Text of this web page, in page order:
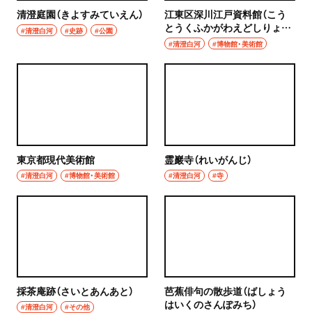
清澄庭園（きよすみていえん）
#清澄白河 #史跡 #公園
江東区深川江戸資料館（こう
とうくふかがわえどしりょう
かん）
#清澄白河 #博物館・美術館
東京都現代美術館
#清澄白河 #博物館・美術館
霊巖寺（れいがんじ）
#清澄白河 #寺
採茶庵跡（さいとあんあと）
#清澄白河 #その他
芭蕉俳句の散歩道（ばしょう
はいくのさんぽみち）